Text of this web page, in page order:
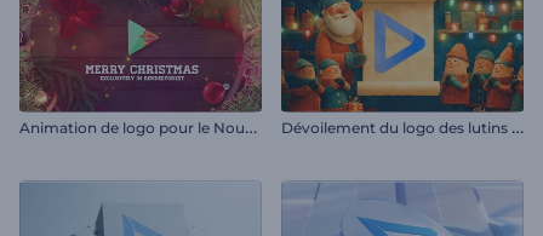
A
nimation de logo pour le Nouvel An et Noël D
évoilement du logo des lutins du Père Noël